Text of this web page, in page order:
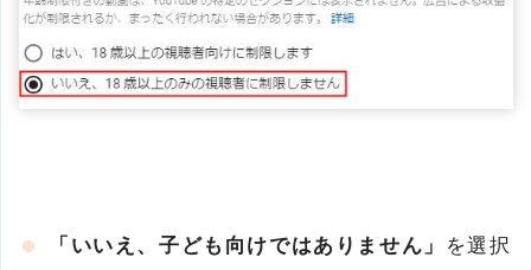
「いいえ、子ども向けではありません」
を選択